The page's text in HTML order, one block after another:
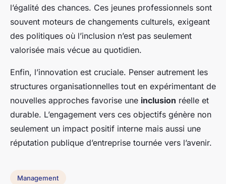
l’égalité des chances. Ces jeunes professionnels sont
souvent moteurs de changements culturels, exigeant
des politiques où l’inclusion n’est pas seulement
valorisée mais vécue au quotidien.
Enfin, l’innovation est cruciale. Penser autrement les
structures organisationnelles tout en expérimentant de
nouvelles approches favorise une inclusion réelle et
durable. L’engagement vers ces objectifs génère non
seulement un impact positif interne mais aussi une
réputation publique d’entreprise tournée vers l’avenir.
Management